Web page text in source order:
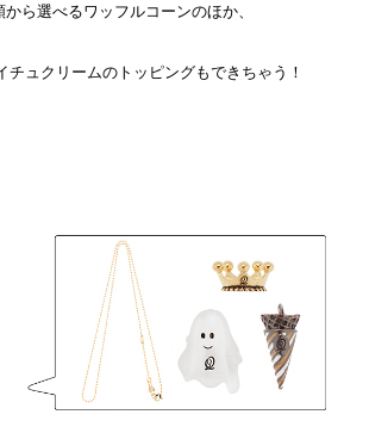
から選べるワッフルコーンのほか、
チュクリームのトッピングもできちゃう！